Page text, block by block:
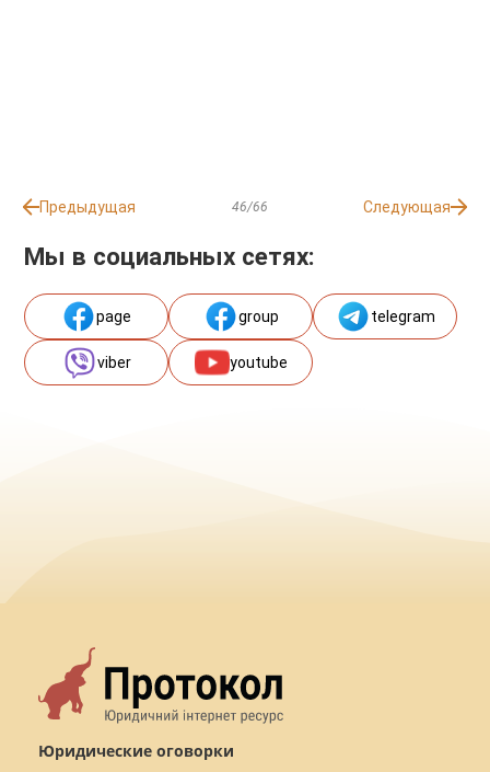
Предыдущая 46/66 Следующая
Мы в социальных сетях:
page group telegram
viber youtube
Юридические оговорки